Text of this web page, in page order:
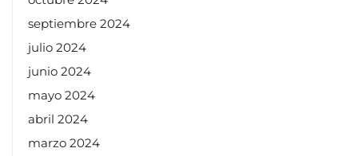
septiembre 2024
julio 2024
junio 2024
mayo 2024
abril 2024
marzo 2024